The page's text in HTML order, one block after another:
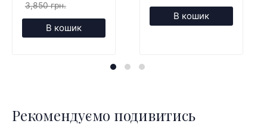
3,850 грн.
В кошик
В кошик
Рекомендуємо подивитись